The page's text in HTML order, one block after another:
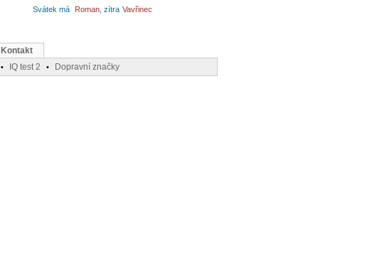
Svátek má Roman , zítra Vavřinec
Kontakt
• IQ test 2 • Dopravní značky